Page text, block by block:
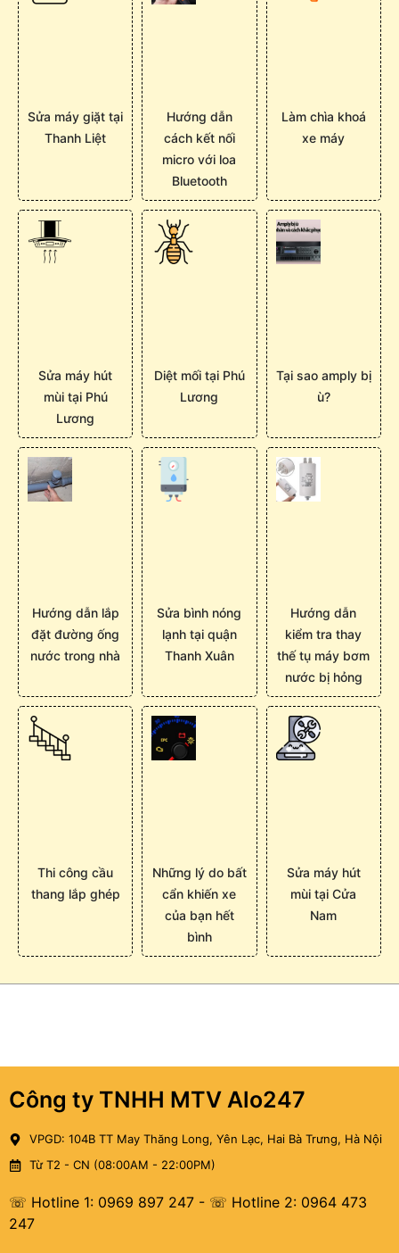
Sửa máy giặt tại
Thanh Liệt
Hướng dẫn
cách kết nối
micro với loa
Bluetooth
Làm chìa khoá
xe máy
Sửa máy hút
mùi tại Phú
Lương
Diệt mối tại Phú
Lương
Tại sao amply bị
ù?
Hướng dẫn lắp
đặt đường ống
nước trong nhà
Sửa bình nóng
lạnh tại quận
Thanh Xuân
Hướng dẫn
kiểm tra thay
thế tụ máy bơm
nước bị hỏng
Thi công cầu
thang lắp ghép
Những lý do bất
cẩn khiến xe
của bạn hết
bình
Sửa máy hút
mùi tại Cửa
Nam
Công ty TNHH MTV Alo247
VPGD: 104B TT May Thăng Long, Yên Lạc, Hai Bà Trưng, Hà Nội
Từ T2 - CN (08:00AM - 22:00PM)
☏ Hotline 1: 0969 897 247 - ☏ Hotline 2: 0964 473
247